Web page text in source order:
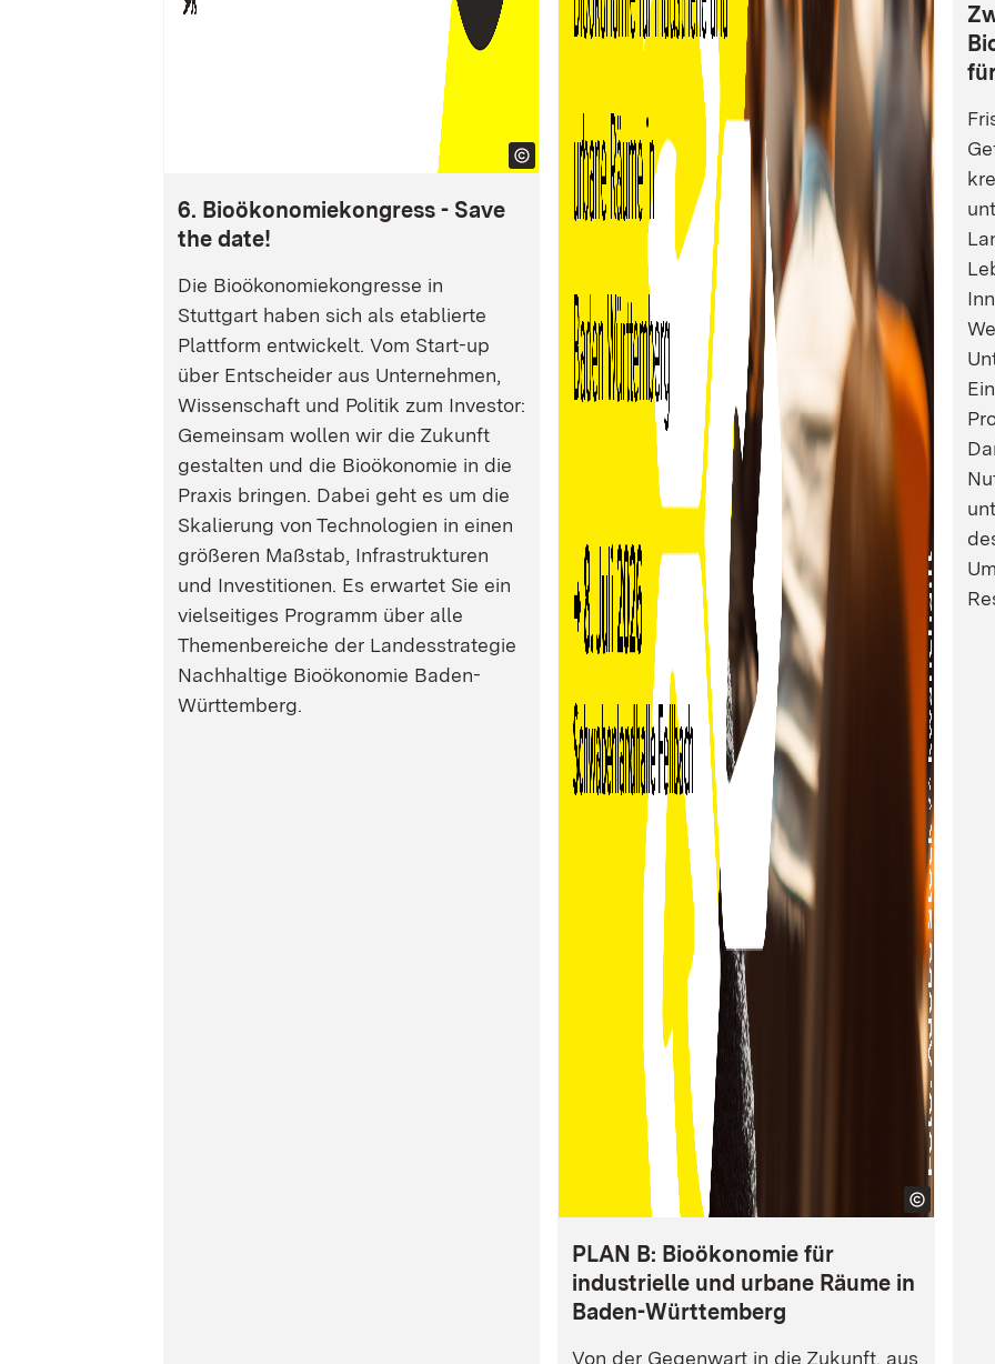
6. Bioökonomiekongress - Save
the date!
Die Bioökonomiekongresse in
Stuttgart haben sich als etablierte
Plattform entwickelt. Vom Start-up
über Entscheider aus Unternehmen,
Wissenschaft und Politik zum Investor:
Gemeinsam wollen wir die Zukunft
gestalten und die Bioökonomie in die
Praxis bringen. Dabei geht es um die
Skalierung von Technologien in einen
größeren Maßstab, Infrastrukturen
und Investitionen. Es erwartet Sie ein
vielseitiges Programm über alle
Themenbereiche der Landesstrategie
Nachhaltige Bioökonomie Baden-
Württemberg.
PLAN B: Bioökonomie für
industrielle und urbane Räume in
Baden-Württemberg
Von der Gegenwart in die Zukunft, aus